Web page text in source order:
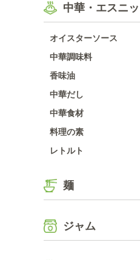
中華・エスニ
オイスターソース
中華調味料
香味油
中華だし
中華食材
料理の素
レトルト
麺
ジャム